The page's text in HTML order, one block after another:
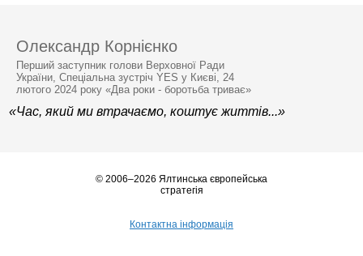
Олександр Корнієнко
Перший заступник голови Верховної Ради
України, Спеціальна зустріч YES у Києві, 24
лютого 2024 року «Два роки - боротьба триває»
«Час, який ми втрачаємо, коштує життів...»
© 2006–2026 Ялтинська європейська
стратегія
Контактна інформація